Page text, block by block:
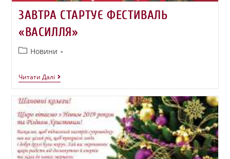
ЗАВТРА СТАРТУЄ ФЕСТИВАЛЬ
«ВАСИЛЛЯ»
Новини
Читати Далі